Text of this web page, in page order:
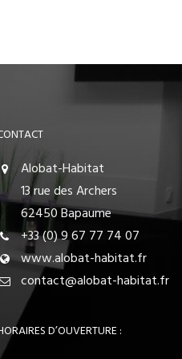
Alobat-Habitat
13 rue des Archers
62450 Bapaume
+33 (0) 9 67 77 74 07
www.alobat-habitat.fr
contact@alobat-habitat.fr
D’OUVERTURE :